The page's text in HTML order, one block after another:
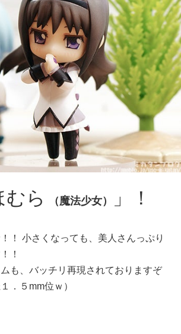
むら （魔法少女） 」！
！ 小さくなっても、美人さんっぷり
！
も、バッチリ再現されておりますぞ
．５mm位ｗ）